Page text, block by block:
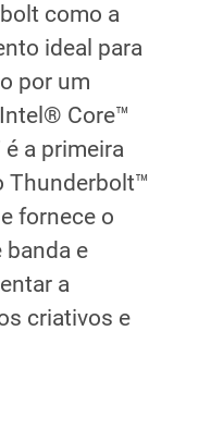
como a
ideal para
por um
Core™
é a primeira
Thunderbolt™
fornece o
banda e
a
criativos e